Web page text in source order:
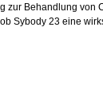
Behandlung von
Sybody 23 eine